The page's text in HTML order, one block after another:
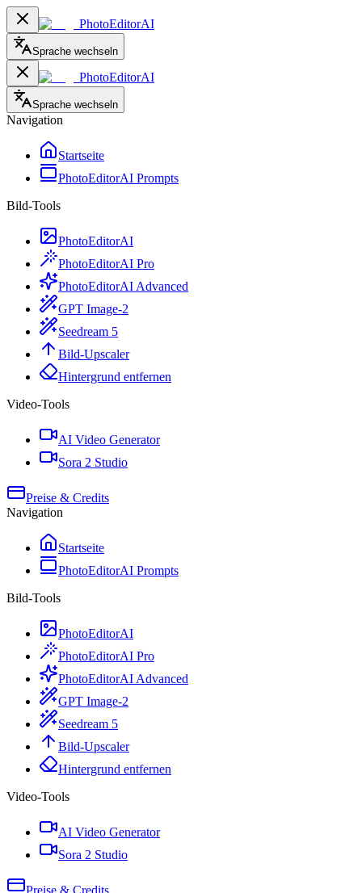
PhotoEditorAI
Sprache wechseln
PhotoEditorAI
Sprache wechseln
Navigation
Startseite
PhotoEditorAI Prompts
Bild-Tools
PhotoEditorAI
PhotoEditorAI Pro
PhotoEditorAI Advanced
GPT Image-2
Seedream 5
Bild-Upscaler
Hintergrund entfernen
Video-Tools
AI Video Generator
Sora 2 Studio
Preise & Credits
Navigation
Startseite
PhotoEditorAI Prompts
Bild-Tools
PhotoEditorAI
PhotoEditorAI Pro
PhotoEditorAI Advanced
GPT Image-2
Seedream 5
Bild-Upscaler
Hintergrund entfernen
Video-Tools
AI Video Generator
Sora 2 Studio
Preise & Credits